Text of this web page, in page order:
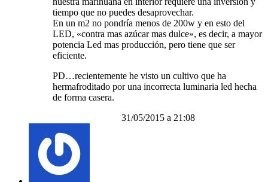
tiempo que no puedes desaprovechar.
En un m2 no pondría menos de 200w y en esto del
LED, «contra mas azúcar mas dulce», es decir, a mayor
potencia Led mas producción, pero tiene que ser
eficiente.
PD…recientemente he visto un cultivo que ha
hermafroditado por una incorrecta luminaria led hecha
de forma casera.
31/05/2015 a 21:08